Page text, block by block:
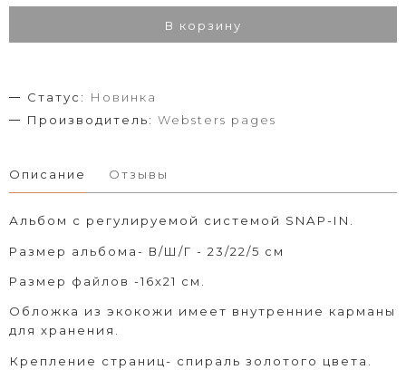
В корзину
Статус:
Новинка
Производитель: Websters pages
Описание Отзывы
Альбом с регулируемой системой SNAP-IN.
Размер альбома- В/Ш/Г - 23/22/5 см
Размер файлов -16х21 см.
Обложка из экокожи имеет внутренние карманы
для хранения.
Крепление страниц- спираль золотого цвета.